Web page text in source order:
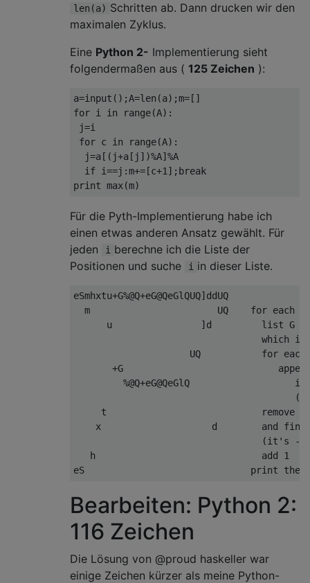
len(a) Schritten ab. Dann drucken wir den
maximalen Zyklus.
Eine Python 2- Implementierung sieht
folgendermaßen aus ( 125 Zeichen ):
a=input();A=len(a);m=[]
for i in range(A):
j=i
for c in range(A):
  j=a[(j+a[j])%A]%A
  if i==j:m+=[c+1];break
Für die Pyth-Implementierung habe ich
einen etwas anderen Ansatz gewählt. Für
jeden
i berechne ich die Liste der
Positionen und suche
i in dieser Liste.
eSmhxtu+G%@Q+eG@QeGlQUQ]ddUQ
m                       UQ    for each
u                ]d         list G
which
UQ           for
+G
%@Q+eG@QeGlQ
t                            remove
x                    d        and
(it's -
   h                              add 1
Bearbeiten: Python 2:
116 Zeichen
Die Lösung von @proud haskeller war
einige Zeichen kürzer als meine Python-